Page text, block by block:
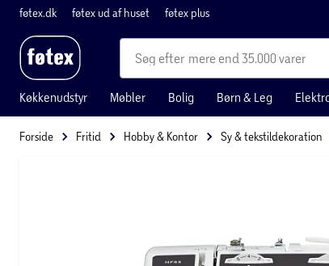
føtex.dk føtex ud af huset føtex plus
mere end 35.000 varer
Køkkenudstyr Møbler Bolig Børn & Leg
Forside Fritid Hobby & Kontor Sy & tekstildekoration